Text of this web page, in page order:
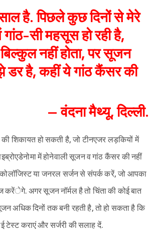
है. पिछले कुछ दिनों से मेरे
गांठ-सी महसूस हो रही है,
नहीं होता, पर सूजन
डर है, कहीं ये गांठ कैंसर की
– वंदना मैथ्यू, दिल्ली.
की शिकायत हो सकती है, जो टीनएजर लड़कियों में
में होनेवाली सूजन व गांठ कैंसर की नहीं
या जनरल सर्जन से संपर्क करें, जो आपका
करेंेगे. अगर सूजन नॉर्मल है तो चिंता की कोई बात
अधिक दिनों तक बनी रहती है, तो हो सकता है कि
टेस्ट कराएं और सर्जरी की सलाह दें.